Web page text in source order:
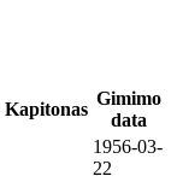
Kapitonas
Gimimo
data
1956-03-
22